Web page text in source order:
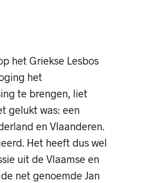
het Griekse Lesbos
het
te brengen, liet
gelukt was: een
en Vlaanderen.
Het heeft dus wel
uit de Vlaamse en
net genoemde Jan